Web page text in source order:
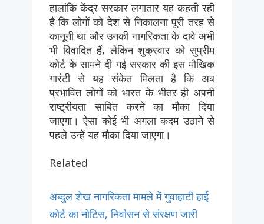
हालांकि केंद्र सरकार लगातार यह कहती रही
है कि लोगों को देश से निकालना पूरी तरह से
कानूनी था और उनकी नागरिकता के दावे अभी
भी विवादित हैं, लेकिन शुक्रवार को सुप्रीम
कोर्ट के सामने दी गई सरकार की इस मौखिक
गारंटी से यह संकेत मिलता है कि अब
प्रभावित लोगों को भारत के भीतर ही अपनी
राष्ट्रीयता साबित करने का मौका दिया
जाएगा। ऐसा कोई भी अगला कदम उठाने से
पहले उन्हें यह मौका दिया जाएगा।
Related
अब्दुल शेख नागरिकता मामले में गुवाहाटी हाई
कोर्ट का नोटिस, निर्वासन से संरक्षण जारी